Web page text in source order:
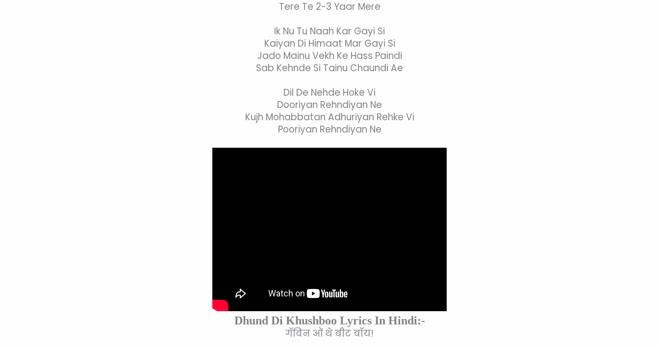
Tere Te 2-3 Yaar Mere
Ik Nu Tu Naah Kar Gayi Si
Kaiyan Di Himaat Mar Gayi Si
Jado Mainu Vekh Ke Hass Paindi
Sab Kehnde Si Tainu Chaundi Ae
Dil De Nehde Hoke Vi
Dooriyan Rehndiyan Ne
Kujh Mohabbatan Adhuriyan Rehke Vi
Pooriyan Rehndiyan Ne
Dhund Di Khushboo Lyrics In Hindi:-
गॅविन ओं थे बीट बॉय!